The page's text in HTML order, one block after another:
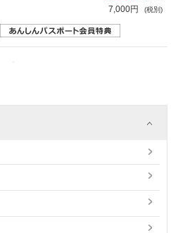
7,000円 (税別)